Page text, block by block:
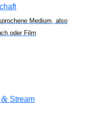
Medium, also
oder Film
& Stream